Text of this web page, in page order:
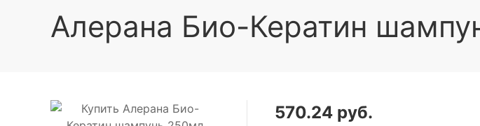
Алерана Био-Кератин
570.24 руб.